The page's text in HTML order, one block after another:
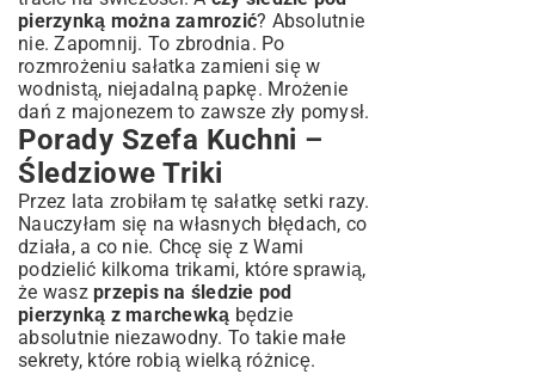
pierzynką można zamrozić? Absolutnie
nie. Zapomnij. To zbrodnia. Po
rozmrożeniu sałatka zamieni się w
wodnistą, niejadalną papkę. Mrożenie
dań z majonezem to zawsze zły pomysł.
Porady Szefa Kuchni –
Śledziowe Triki
Przez lata zrobiłam tę sałatkę setki razy.
Nauczyłam się na własnych błędach, co
działa, a co nie. Chcę się z Wami
podzielić kilkoma trikami, które sprawią,
że wasz przepis na śledzie pod
pierzynką z marchewką będzie
absolutnie niezawodny. To takie małe
sekrety, które robią wielką różnicę.